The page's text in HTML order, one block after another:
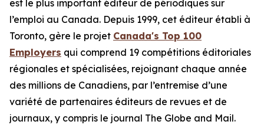
est le plus important éditeur de périodiques sur
l’emploi au Canada. Depuis 1999, cet éditeur établi à
Toronto, gère le projet Canada's Top 100
Employers qui comprend 19 compétitions éditoriales
régionales et spécialisées, rejoignant chaque année
des millions de Canadiens, par l’entremise d’une
variété de partenaires éditeurs de revues et de
journaux, y compris le journal The Globe and Mail.